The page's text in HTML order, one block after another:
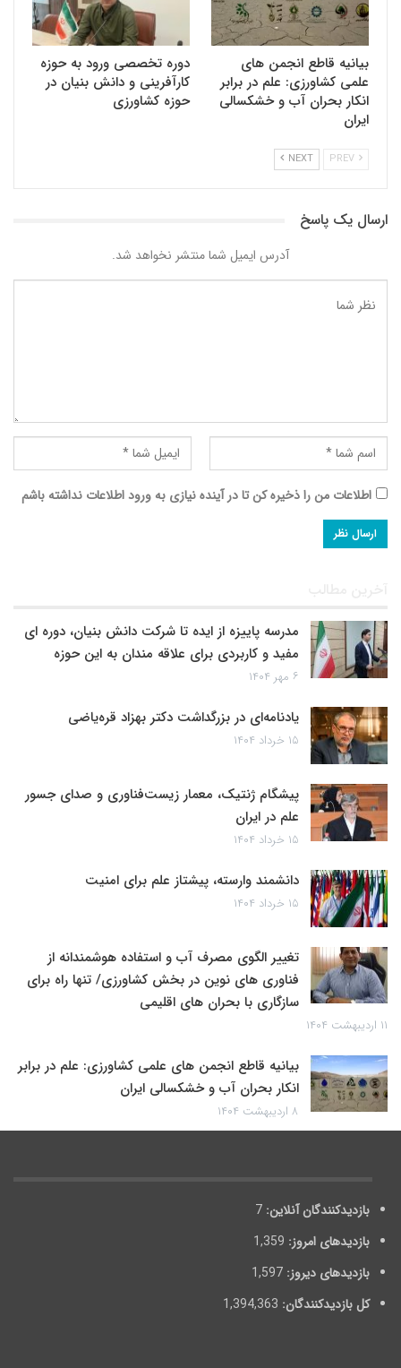
بیانیه قاطع انجمن های
علمی کشاورزی: علم در برابر
انکار بحران آب و خشکسالی
ایران
دوره تخصصی ورود به حوزه
کارآفرینی و دانش بنیان در
حوزه کشاورزی
NEXT
ارسال یک پاسخ
آدرس ایمیل شما منتشر نخواهد شد.
اطلاعات من را ذخیره کن تا در آینده نیازی به ورود اطلاعات نداشته باشم
آخرین مطالب
مدرسه پاییزه از ایده تا شرکت دانش بنیان، دوره ای
مفید و کاربردی برای علاقه مندان به این حوزه
۶ مهر ۱۴۰۴
یادنامه‌ای در بزرگداشت دکتر بهزاد قره‌یاضی
۱۵ خرداد ۱۴۰۴
پیشگام ژنتیک، معمار زیست‌فناوری و صدای جسور
علم در ایران
۱۵ خرداد ۱۴۰۴
دانشمند وارسته، پیشتاز علم برای امنیت
۱۵ خرداد ۱۴۰۴
تغییر الگوی مصرف آب و استفاده هوشمندانه از
فناوری های نوین در بخش کشاورزی/ تنها راه برای
سازگاری با بحران های اقلیمی
۱۱ اردیبهشت ۱۴۰۴
بیانیه قاطع انجمن های علمی کشاورزی: علم در برابر
انکار بحران آب و خشکسالی ایران
۸ اردیبهشت ۱۴۰۴
بازدیدکنندگان آنلاین: 7
بازدیدهای امروز: 1,359
بازدیدهای دیروز: 1,597
کل بازدیدکنند‌گان: 1,394,363